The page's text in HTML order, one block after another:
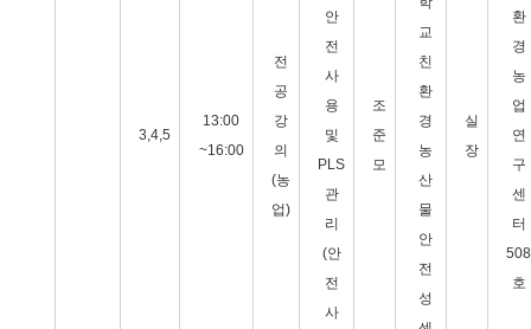
3,4,5
13:00
~16:00
전
공
강
의
(농
업)
안
전
사
용
및
PLS
관
리
(안
전
사
조
준
모
교
친
환
경
농
산
물
안
전
성
실
장
환
경
농
업
연
구
센
터
508
호